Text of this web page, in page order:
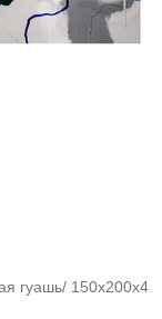
гуашь/ 150х200х4